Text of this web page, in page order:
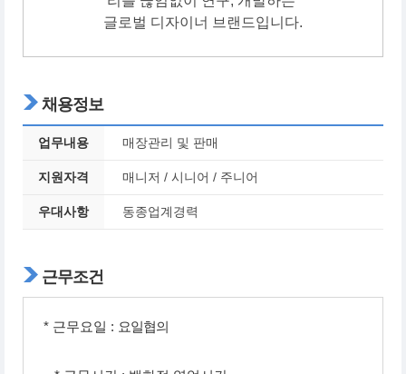
글로벌 디자이너 브랜드입니다.
채용정보
업무내용 매장관리 및 판매
지원자격 매니저 / 시니어 / 주니어
우대사항 동종업계경력
근무조건
* 근무요일 : 요일협의